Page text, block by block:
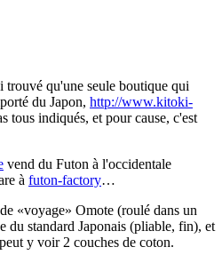
trouvé qu'une seule boutique qui
du Japon, http://www.kitoki-
tous indiqués, et pour cause, c'est
vend du Futon à l'occidentale
à futon-factory…
«voyage» Omote (roulé dans un
du standard Japonais (pliable, fin), et
y voir 2 couches de coton.